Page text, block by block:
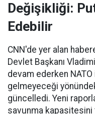
Değişikliği:
Edebilir
CNN'de yer alan
Devlet Başkanı
devam ederken NATO
gelmeyeceği
güncelledi. Yeni
savunma